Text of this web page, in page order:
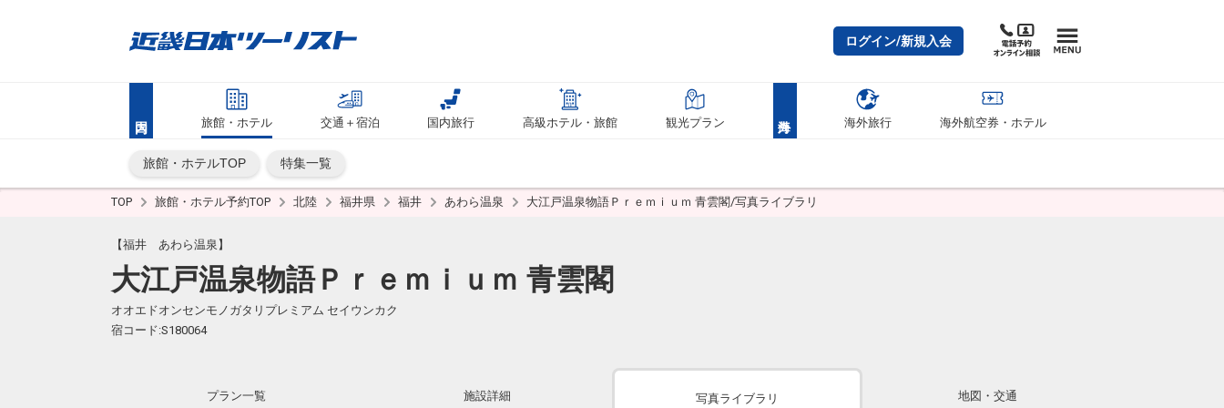
ログイン/新規入会
旅館・ホテル 交通＋宿泊 国内旅行 高級ホテル・旅館 観光プラン 海外旅行 海外航空券・ホテル
旅館・ホテルTOP 特集一覧
TOP 旅館・ホテル予約TOP 北陸 福井県 福井 あわら温泉 大江戸温泉物語Ｐｒｅｍｉｕｍ 青雲閣/写真ライブラリ
【福井 あわら温泉】
大江戸温泉物語Ｐｒｅｍｉｕｍ 青雲閣
オオエドオンセンモノガタリプレミアム セイウンカク
宿コード:S180064
プラン一覧 施設詳細 写真ライブラリ 地図・交通